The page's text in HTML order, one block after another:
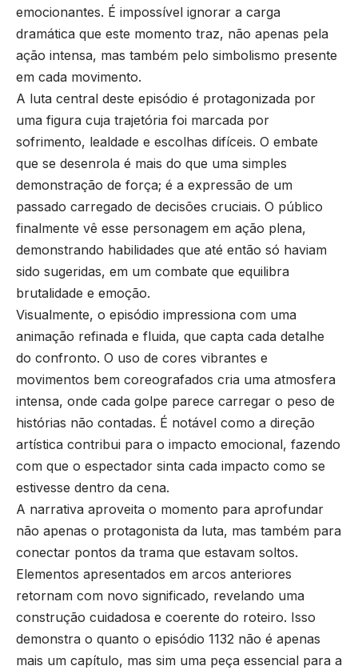
emocionantes. É impossível ignorar a carga
dramática que este momento traz, não apenas pela
ação intensa, mas também pelo simbolismo presente
em cada movimento.
A luta central deste episódio é protagonizada por
uma figura cuja trajetória foi marcada por
sofrimento, lealdade e escolhas difíceis. O embate
que se desenrola é mais do que uma simples
demonstração de força; é a expressão de um
passado carregado de decisões cruciais. O público
finalmente vê esse personagem em ação plena,
demonstrando habilidades que até então só haviam
sido sugeridas, em um combate que equilibra
brutalidade e emoção.
Visualmente, o episódio impressiona com uma
animação refinada e fluida, que capta cada detalhe
do confronto. O uso de cores vibrantes e
movimentos bem coreografados cria uma atmosfera
intensa, onde cada golpe parece carregar o peso de
histórias não contadas. É notável como a direção
artística contribui para o impacto emocional, fazendo
com que o espectador sinta cada impacto como se
estivesse dentro da cena.
A narrativa aproveita o momento para aprofundar
não apenas o protagonista da luta, mas também para
conectar pontos da trama que estavam soltos.
Elementos apresentados em arcos anteriores
retornam com novo significado, revelando uma
construção cuidadosa e coerente do roteiro. Isso
demonstra o quanto o episódio 1132 não é apenas
mais um capítulo, mas sim uma peça essencial para a